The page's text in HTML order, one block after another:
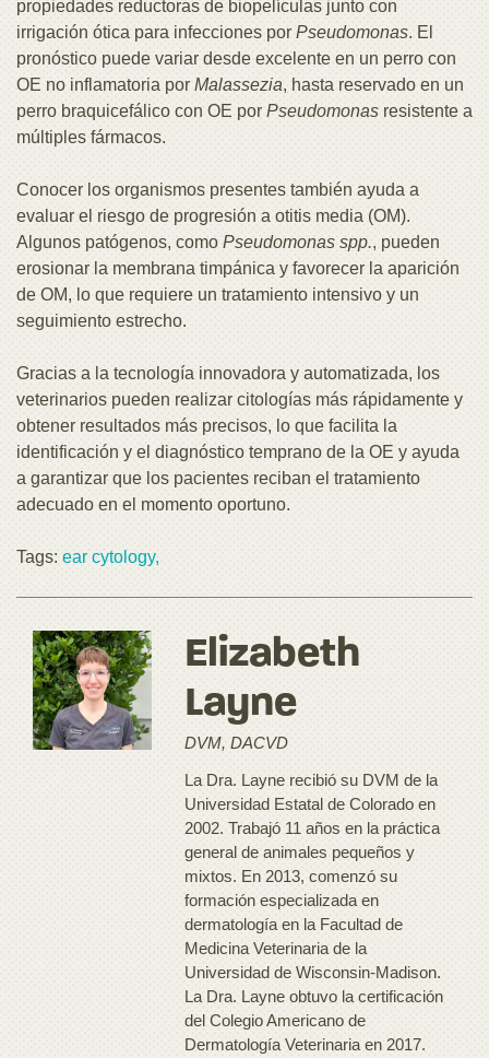
propiedades reductoras de biopelículas junto con
irrigación ótica para infecciones por Pseudomonas. El
pronóstico puede variar desde excelente en un perro con
OE no inflamatoria por Malassezia, hasta reservado en un
perro braquicefálico con OE por Pseudomonas resistente a
múltiples fármacos.
Conocer los organismos presentes también ayuda a
evaluar el riesgo de progresión a otitis media (OM).
Algunos patógenos, como Pseudomonas spp., pueden
erosionar la membrana timpánica y favorecer la aparición
de OM, lo que requiere un tratamiento intensivo y un
seguimiento estrecho.
Gracias a la tecnología innovadora y automatizada, los
veterinarios pueden realizar citologías más rápidamente y
obtener resultados más precisos, lo que facilita la
identificación y el diagnóstico temprano de la OE y ayuda
a garantizar que los pacientes reciban el tratamiento
adecuado en el momento oportuno.
Tags: ear cytology,
Elizabeth
Layne
DVM, DACVD
La Dra. Layne recibió su DVM de la
Universidad Estatal de Colorado en
2002. Trabajó 11 años en la práctica
general de animales pequeños y
mixtos. En 2013, comenzó su
formación especializada en
dermatología en la Facultad de
Medicina Veterinaria de la
Universidad de Wisconsin-Madison.
La Dra. Layne obtuvo la certificación
del Colegio Americano de
Dermatología Veterinaria en 2017.